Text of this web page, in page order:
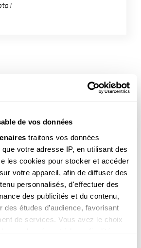
de vos données
traitons vos données
votre adresse IP, en utilisant des
les cookies pour stocker et accéder
votre appareil, afin de diffuser des
personnalisés, d'effectuer des
des publicités et du contenu,
des études d’audience, favorisant
de services. Vous avez le choix
!
3 REVUES
REVUE SALAMANDRE
d'une nature insolite près de chez
vous
Découvrir la revue